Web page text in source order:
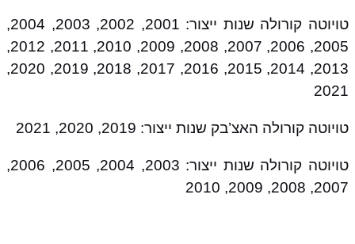
טויוטה קורולה שנות ייצור: 2001, 2002, 2003, 2004,
2005, 2006, 2007, 2008, 2009, 2010, 2011, 2012,
2013, 2014, 2015, 2016, 2017, 2018, 2019, 2020,
2021
טויוטה קורולה האצ’בק שנות ייצור: 2019, 2020, 2021
טויוטה קורולה שנות ייצור: 2003, 2004, 2005, 2006,
2007, 2008, 2009, 2010